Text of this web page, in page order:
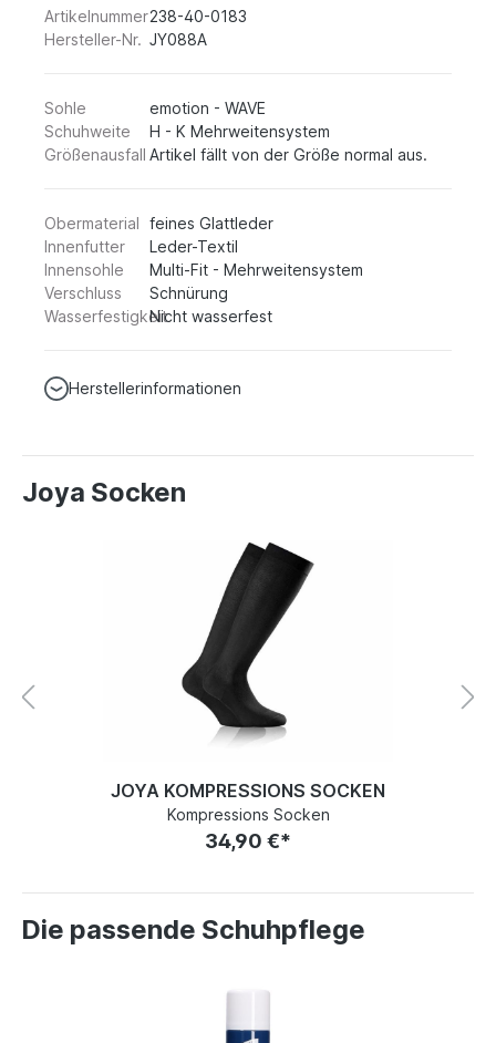
Artikelnummer238-40-0183
Hersteller-Nr. JY088A
Sohle
emotion - WAVE
Schuhweite
H - K Mehrweitensystem
Größenausfall Artikel fällt von der Größe normal aus.
Obermaterial feines Glattleder
Innenfutter
Leder-Textil
Innensohle
Multi-Fit - Mehrweitensystem
Verschluss
Schnürung
WasserfestigkeitNicht wasserfest
Herstellerinformationen
Joya Socken
JOYA KOMPRESSIONS SOCKEN
Kompressions Socken
34,90 €*
Die passende Schuhpflege